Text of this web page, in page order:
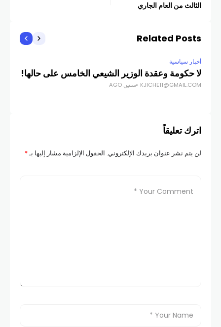
الثالث من العام الجاري
Related Posts
أخبار سياسية
لا حكومة وعقدة الوزير الشيعي الخامس على حالها!
KJICHE11@GMAIL.COM سنتين AGO
اترك تعليقاً
لن يتم نشر عنوان بريدك الإلكتروني. الحقول الإلزامية مشار إليها بـ*